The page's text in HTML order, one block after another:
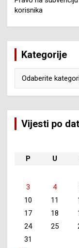
korisnika
Kategorije
Vijesti po
P
U
3
4
10
11
17
18
24
25
31